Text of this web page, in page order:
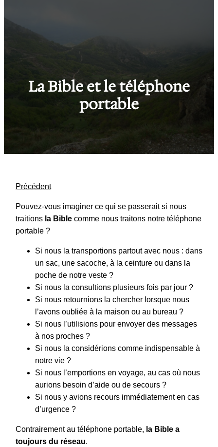
La Bible et le téléphone
portable
Précédent
Pouvez-vous imaginer ce qui se passerait si nous
traitions la Bible comme nous traitons notre téléphone
portable ?
Si nous la transportions partout avec nous : dans
un sac, une sacoche, à la ceinture ou dans la
poche de notre veste ?
Si nous la consultions plusieurs fois par jour ?
Si nous retournions la chercher lorsque nous
l’avons oubliée à la maison ou au bureau ?
Si nous l’utilisions pour envoyer des messages
à nos proches ?
Si nous la considérions comme indispensable à
notre vie ?
Si nous l’emportions en voyage, au cas où nous
aurions besoin d’aide ou de secours ?
Si nous y avions recours immédiatement en cas
d’urgence ?
Contrairement au téléphone portable, la Bible a
toujours du réseau.